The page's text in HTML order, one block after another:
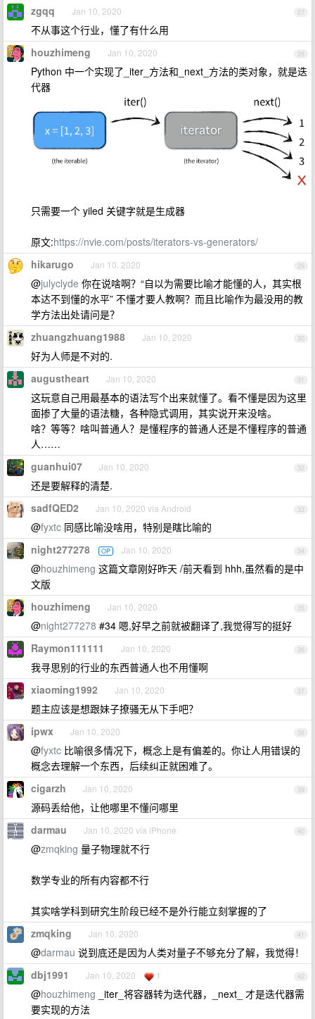
27
zgqq Jan 10, 2020
不从事这个行业，懂了有什么用
28
houzhimeng Jan 10, 2020
Python 中一个实现了_iter_方法和_next_方法的类对象，就是迭
代器
只需要一个 yiled 关键字就是生成器
原文:https://nvie.com/posts/iterators-vs-generators/
29
hikarugo Jan 10, 2020
@julyclyde 你在说啥啊？“自以为需要比喻才能懂的人，其实根
本达不到懂的水平” 不懂才要人教啊？而且比喻作为最没用的教
学方法出处请问是？
30
zhuangzhuang1988 Jan 10, 2020
好为人师是不对的.
31
augustheart Jan 10, 2020
这玩意自己用最基本的语法写个出来就懂了。看不懂是因为这里
面掺了大量的语法糖，各种隐式调用，其实说开来没啥。
啥？等等？啥叫普通人？是懂程序的普通人还是不懂程序的普通
人……
32
guanhui07 Jan 10, 2020
还是要解释的清楚.
33
sadfQED2 Jan 10, 2020 via Android
@fyxtc 同感比喻没啥用，特别是瞎比喻的
34
night277278 OP Jan 10, 2020
@houzhimeng 这篇文章刚好昨天 /前天看到 hhh,虽然看的是中
文版
35
houzhimeng Jan 10, 2020
@night277278 #34 嗯,好早之前就被翻译了,我觉得写的挺好
36
Raymon111111 Jan 10, 2020
我寻思别的行业的东西普通人也不用懂啊
37
xiaoming1992 Jan 10, 2020
题主应该是想跟妹子撩骚无从下手吧？
38
ipwx Jan 10, 2020
@fyxtc 比喻很多情况下，概念上是有偏差的。你让人用错误的
概念去理解一个东西，后续纠正就困难了。
39
cigarzh Jan 10, 2020
源码丢给他，让他哪里不懂问哪里
40
darmau Jan 10, 2020 via iPhone
@zmqking 量子物理就不行
数学专业的所有内容都不行
其实啥学科到研究生阶段已经不是外行能立刻掌握的了
41
zmqking Jan 10, 2020
@darmau 说到底还是因为人类对量子不够充分了解，我觉得！
42
dbj1991 Jan 10, 2020 1
@houzhimeng _iter_将容器转为迭代器，_next_ 才是迭代器需
要实现的方法